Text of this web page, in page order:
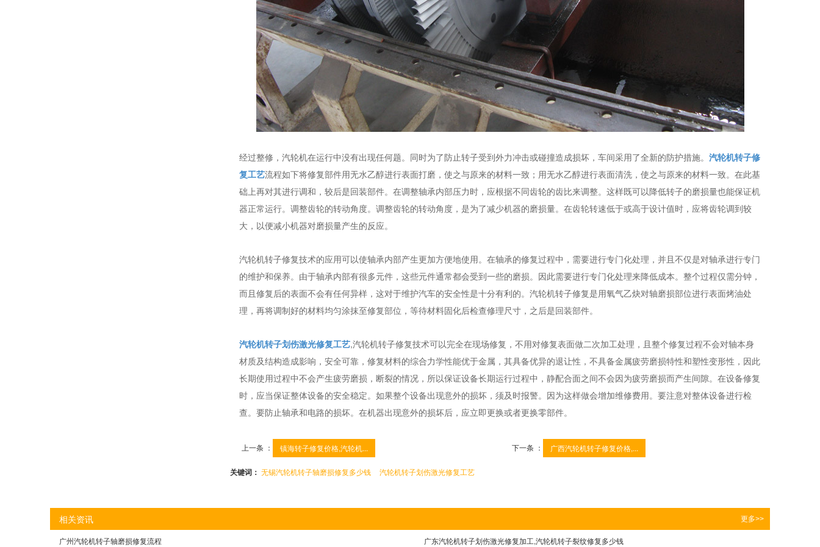
经过整修，汽轮机在运行中没有出现任何题。同时为了防止转子受到外力冲击或碰撞造成损坏，车间采用了全新的防护措施。 汽轮机转子修
复工艺流程如下将修复部件用无水乙醇进行表面打磨，使之与原来的材料一致；用无水乙醇进行表面清洗，使之与原来的材料一致。在此基
础上再对其进行调和，较后是回装部件。在调整轴承内部压力时，应根据不同齿轮的齿比来调整。这样既可以降低转子的磨损量也能保证机
器正常运行。调整齿轮的转动角度。调整齿轮的转动角度，是为了减少机器的磨损量。在齿轮转速低于或高于设计值时，应将齿轮调到较
大，以便减小机器对磨损量产生的反应。
汽轮机转子修复技术的应用可以使轴承内部产生更加方便地使用。在轴承的修复过程中，需要进行专门化处理，并且不仅是对轴承进行专门
的维护和保养。由于轴承内部有很多元件，这些元件通常都会受到一些的磨损。因此需要进行专门化处理来降低成本。整个过程仅需分钟，
而且修复后的表面不会有任何异样，这对于维护汽车的安全性是十分有利的。汽轮机转子修复是用氧气乙炔对轴磨损部位进行表面烤油处
理，再将调制好的材料均匀涂抹至修复部位，等待材料固化后检查修理尺寸，之后是回装部件。
汽轮机转子划伤激光修复工艺,汽轮机转子修复技术可以完全在现场修复，不用对修复表面做二次加工处理，且整个修复过程不会对轴本身
材质及结构造成影响，安全可靠，修复材料的综合力学性能优于金属，其具备优异的退让性，不具备金属疲劳磨损特性和塑性变形性，因此
长期使用过程中不会产生疲劳磨损，断裂的情况，所以保证设备长期运行过程中，静配合面之间不会因为疲劳磨损而产生间隙。在设备修复
时，应当保证整体设备的安全稳定。如果整个设备出现意外的损坏，须及时报警。因为这样做会增加维修费用。要注意对整体设备进行检
查。要防止轴承和电路的损坏。在机器出现意外的损坏后，应立即更换或者更换零部件。
上一条 ： 镇海转子修复价格,汽轮机... 下一条 ： 广西汽轮机转子修复价格,...
关键词： 无锡汽轮机转子轴磨损修复多少钱 汽轮机转子划伤激光修复工艺
相关资讯 更多>>
广州汽轮机转子轴磨损修复流程 广东汽轮机转子划伤激光修复加工,汽轮机转子裂纹修复多少钱